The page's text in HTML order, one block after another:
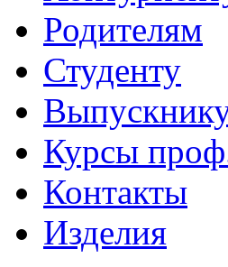
Родителям
Студенту
Курсы
Контакты
Изделия